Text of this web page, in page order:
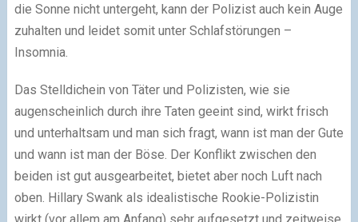
die Sonne nicht untergeht, kann der Polizist auch kein Auge
zuhalten und leidet somit unter Schlafstörungen –
Insomnia.
Das Stelldichein von Täter und Polizisten, wie sie
augenscheinlich durch ihre Taten geeint sind, wirkt frisch
und unterhaltsam und man sich fragt, wann ist man der Gute
und wann ist man der Böse. Der Konflikt zwischen den
beiden ist gut ausgearbeitet, bietet aber noch Luft nach
oben. Hillary Swank als idealistische Rookie-Polizistin